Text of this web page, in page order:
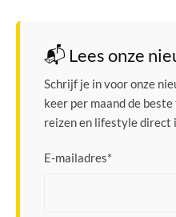
📬 Lees onze
Schrijf je in voor onze
keer per maand de
reizen en lifestyle direct
E-mailadres*